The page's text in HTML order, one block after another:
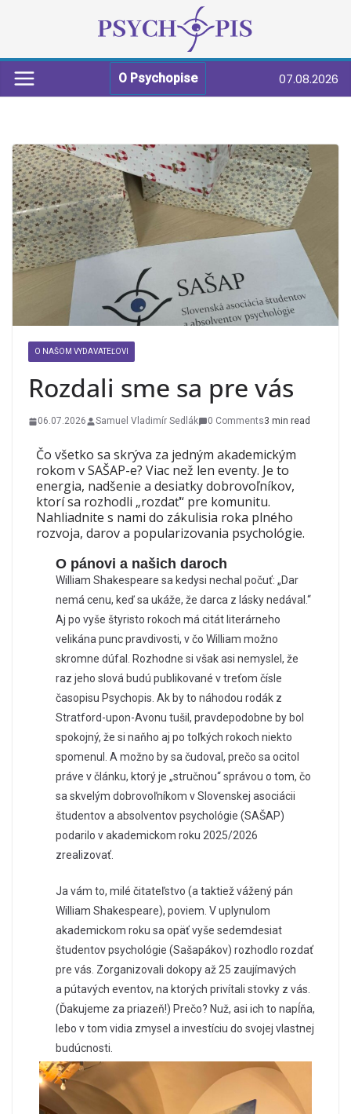
O Psychopise 07.08.2026
O NAŠOM VYDAVATEĽOVI
Rozdali sme sa pre vás
06.07.2026 Samuel Vladimír Sedlák 0 Comments3 min read
Čo všetko sa skrýva za jedným akademickým
rokom v SAŠAP-e? Viac než len eventy. Je to
energia, nadšenie a desiatky dobrovoľníkov,
ktorí sa rozhodli „rozdať“ pre komunitu.
Nahliadnite s nami do zákulisia roka plného
rozvoja, darov a popularizovania psychológie.
O pánovi a našich daroch
William Shakespeare sa kedysi nechal počuť: „Dar
nemá cenu, keď sa ukáže, že darca z lásky nedával.“
Aj po vyše štyristo rokoch má citát literárneho
velikána punc pravdivosti, v čo William možno
skromne dúfal. Rozhodne si však asi nemyslel, že
raz jeho slová budú publikované v treťom čísle
časopisu Psychopis. Ak by to náhodou rodák z
Stratford-upon-Avonu tušil, pravdepodobne by bol
spokojný, že si naňho aj po toľkých rokoch niekto
spomenul. A možno by sa čudoval, prečo sa ocitol
práve v článku, ktorý je „stručnou“ správou o tom, čo
sa skvelým dobrovoľníkom v Slovenskej asociácii
študentov a absolventov psychológie (SAŠAP)
podarilo v akademickom roku 2025/2026
zrealizovať.
Ja vám to, milé čitateľstvo (a taktiež vážený pán
William Shakespeare), poviem. V uplynulom
akademickom roku sa opäť vyše sedemdesiat
študentov psychológie (Sašapákov) rozhodlo rozdať
pre vás. Zorganizovali dokopyaž 25 zaujímavých
a pútavých eventov, na ktorých privítali stovky z vás.
(Ďakujeme za priazeň!) Prečo? Nuž, asi ich to napĺňa,
lebo v tom vidia zmysel a investíciu do svojej vlastnej
budúcnosti.